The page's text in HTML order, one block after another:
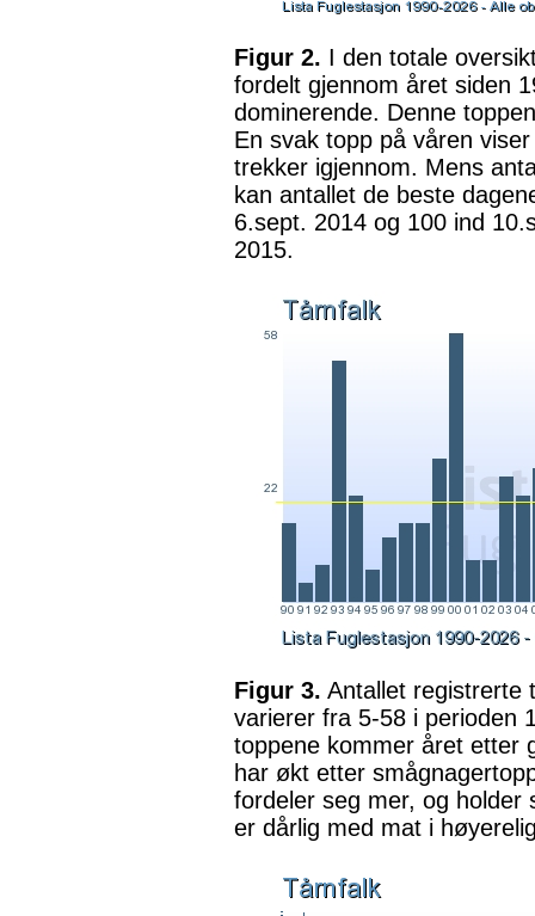
Figur 2. I den totale
fordelt gjennom året siden
dominerende. Denne
En svak topp på våren
trekker igjennom. Mens
kan antallet de beste
6.sept. 2014 og 100 ind
2015.
Figur 3. Antallet registrerte
varierer fra 5-58 i perioden
toppene kommer året etter
har økt etter
fordeler seg mer, og holder
er dårlig med mat i